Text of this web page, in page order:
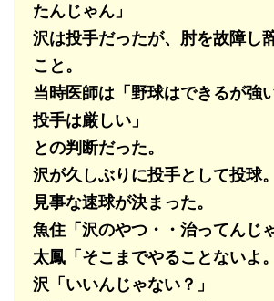
たんじゃん」
沢は投手だったが、肘を故障し
こと。
当時医師は「野球はできるが強
投手は厳しい」
との判断だった。
沢が久しぶりに投手として投球。
見事な速球が決まった。
魚住「沢のやつ・・治ってんじ
太鳳「そこまでやることないよ
沢「いいんじゃない？」